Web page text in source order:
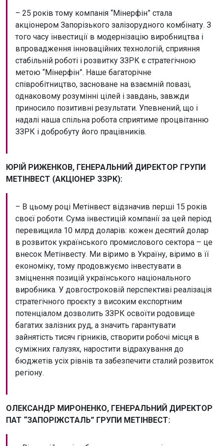
– 25 років тому компанія “Мінерфін” стала
акціонером Запорізького залізорудного комбінату. З
того часу інвестиції в модернізацію виробництва і
впровадження інноваційних технологій, сприяння
стабільній роботі і розвитку ЗЗРК є стратегічною
метою “Мінерфін”. Наше багаторічне
співробітництво, засноване на взаємній повазі,
однаковому розумінні цілей і завдань, завжди
приносило позитивні результати. Упевнений, що і
надалі наша спільна робота сприятиме процвітанню
ЗЗРК і добробуту його працівників.
ЮРІЙ РИЖЕНКОВ, ГЕНЕРАЛЬНИЙ ДИРЕКТОР ГРУПИ
МЕТІНВЕСТ (АКЦІОНЕР ЗЗРК):
– В цьому році Метінвест відзначив перші 15 років
своєї роботи. Сума інвестицій компанії за цей період
перевищила 10 млрд доларів: кожен десятий долар
в розвиток українського промислового сектора – це
внесок Метінвесту. Ми віримо в Україну, віримо в її
економіку, тому продовжуємо інвестувати в
зміцнення позицій українського національного
виробника. У довгостроковій перспективі реалізація
стратегічного проєкту з високим експортним
потенціалом дозволить ЗЗРК освоїти родовище
багатих залізних руд, а значить гарантувати
зайнятість тисяч гірників, створити робочі місця в
суміжних галузях, наростити відрахування до
бюджетів усіх рівнів та забезпечити сталий розвиток
регіону.
ОЛЕКСАНДР МИРОНЕНКО, ГЕНЕРАЛЬНИЙ ДИРЕКТОР
ПАТ “ЗАПОРІЖСТАЛЬ” ГРУПИ МЕТІНВЕСТ: